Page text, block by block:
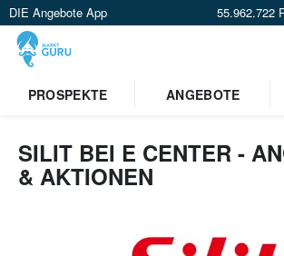
DIE Angebote App 55.962.722
Standort festlegen
PROSPEKTE ANGEBOTE
SILIT BEI E CENTER -
& AKTIONEN